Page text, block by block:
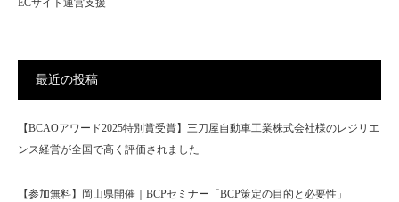
ECサイト運営支援
最近の投稿
【BCAOアワード2025特別賞受賞】三刀屋自動車工業株式会社様のレジリエ
ンス経営が全国で高く評価されました
【参加無料】岡山県開催｜BCPセミナー「BCP策定の目的と必要性」